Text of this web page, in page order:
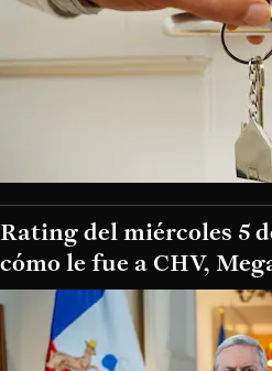
Rating del miércoles 5
cómo le fue a CHV,